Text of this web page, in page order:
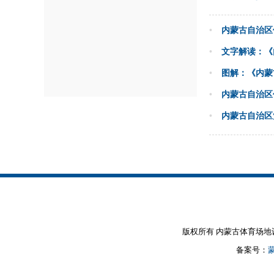
• 内蒙古自治
• 文字解读：
• 图解：《内
• 内蒙古自治
• 内蒙古自治
版权所有 内蒙古体育场
备案号：